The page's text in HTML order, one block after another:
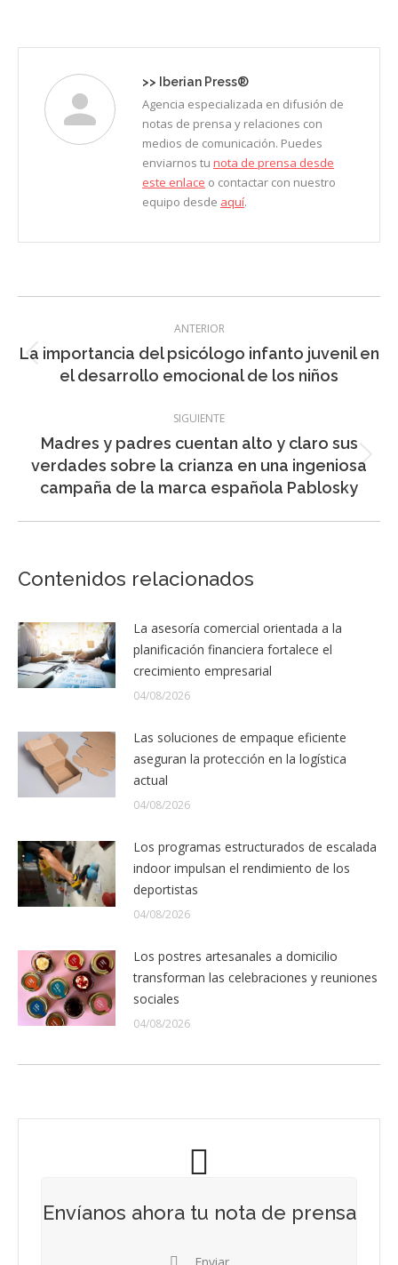
Facebook
X
LinkedInPinterestWhatsApp
>> Iberian Press®
Agencia especializada en difusión de
notas de prensa y relaciones con
medios de comunicación. Puedes
enviarnos tu nota de prensa desde
este enlace o contactar con nuestro
equipo desde aquí.
entre
entradas
ANTERIOR
Entrada
anterior:
La importancia del psicólogo infanto juvenil en
el desarrollo emocional de los niños
SIGUIENTE
Entrada
siguiente:
Madres y padres cuentan alto y claro sus
verdades sobre la crianza en una ingeniosa
campaña de la marca española Pablosky
Contenidos relacionados
La asesoría comercial orientada a la
planificación financiera fortalece el
crecimiento empresarial
04/08/2026
Las soluciones de empaque eficiente
aseguran la protección en la logística
actual
04/08/2026
Los programas estructurados de escalada
indoor impulsan el rendimiento de los
deportistas
04/08/2026
Los postres artesanales a domicilio
transforman las celebraciones y reuniones
sociales
04/08/2026
Envíanos ahora tu nota de prensa